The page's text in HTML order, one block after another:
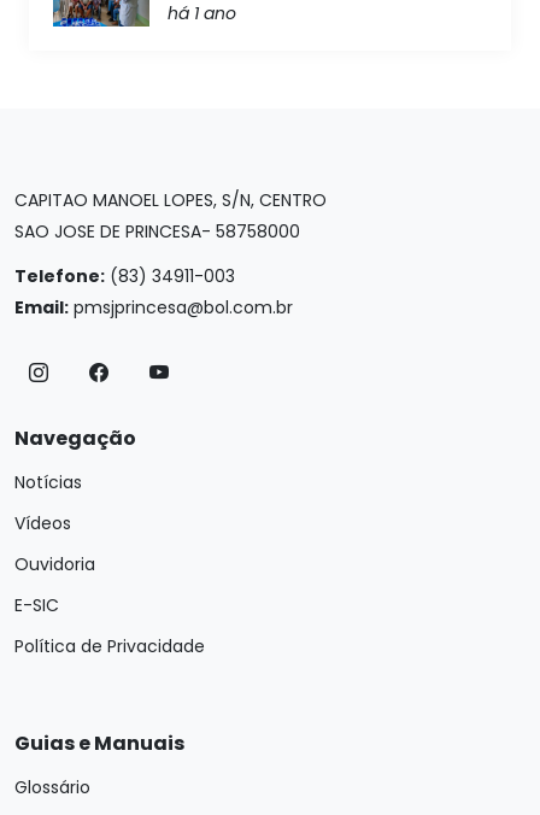
há 1 ano
CAPITAO MANOEL LOPES, S/N, CENTRO
SAO JOSE DE PRINCESA- 58758000
Telefone: (83) 34911-003
Email: pmsjprincesa@bol.com.br
Navegação
Notícias
Vídeos
Ouvidoria
E-SIC
Política de Privacidade
Guias e Manuais
Glossário